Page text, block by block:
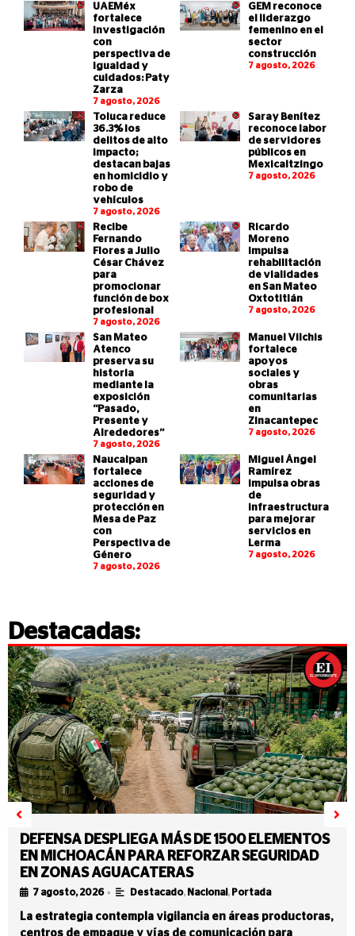
UAEMéx
fortalece
investigación
con
perspectiva de
igualdad y
cuidados: Paty
Zarza
7 agosto, 2026
GEM reconoce
el liderazgo
femenino en el
sector
construcción
7 agosto, 2026
Toluca reduce
36.3% los
delitos de alto
impacto;
destacan bajas
en homicidio y
robo de
vehículos
7 agosto, 2026
Saray Benítez
reconoce labor
de servidores
públicos en
Mexicaltzingo
7 agosto, 2026
Recibe
Fernando
Flores a Julio
César Chávez
para
promocionar
función de box
profesional
7 agosto, 2026
Ricardo
Moreno
impulsa
rehabilitación
de vialidades
en San Mateo
Oxtotitlán
7 agosto, 2026
San Mateo
Atenco
preserva su
historia
mediante la
exposición
“Pasado,
Presente y
Alrededores”
7 agosto, 2026
Manuel Vilchis
fortalece
apoyos
sociales y
obras
comunitarias
en
Zinacantepec
7 agosto, 2026
Naucalpan
fortalece
acciones de
seguridad y
protección en
Mesa de Paz
con
Perspectiva de
Género
7 agosto, 2026
Miguel Ángel
Ramírez
impulsa obras
de
infraestructura
para mejorar
servicios en
Lerma
7 agosto, 2026
Destacadas:
DEFENSA DESPLIEGA MÁS DE 1500 ELEMENTOS
EN MICHOACÁN PARA REFORZAR SEGURIDAD
EN ZONAS AGUACATERAS
7 agosto, 2026 • Destacado, Nacional , Portada
La estrategia contempla vigilancia en áreas productoras,